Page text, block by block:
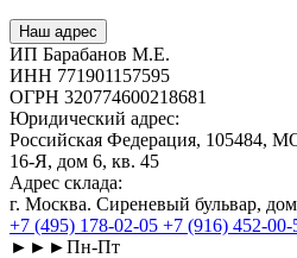
Наш адрес
ИП Барабанов М.Е.
ИНН 771901157595
ОГРН 320774600218681
Юридический адрес:
Российская Федерация,
16-Я, дом 6, кв. 45
Адрес склада:
г. Москва. Сиреневый бульвар,
+7 (495) 178-02-05 +7 (916) 452-00-
►►►Пн-Пт